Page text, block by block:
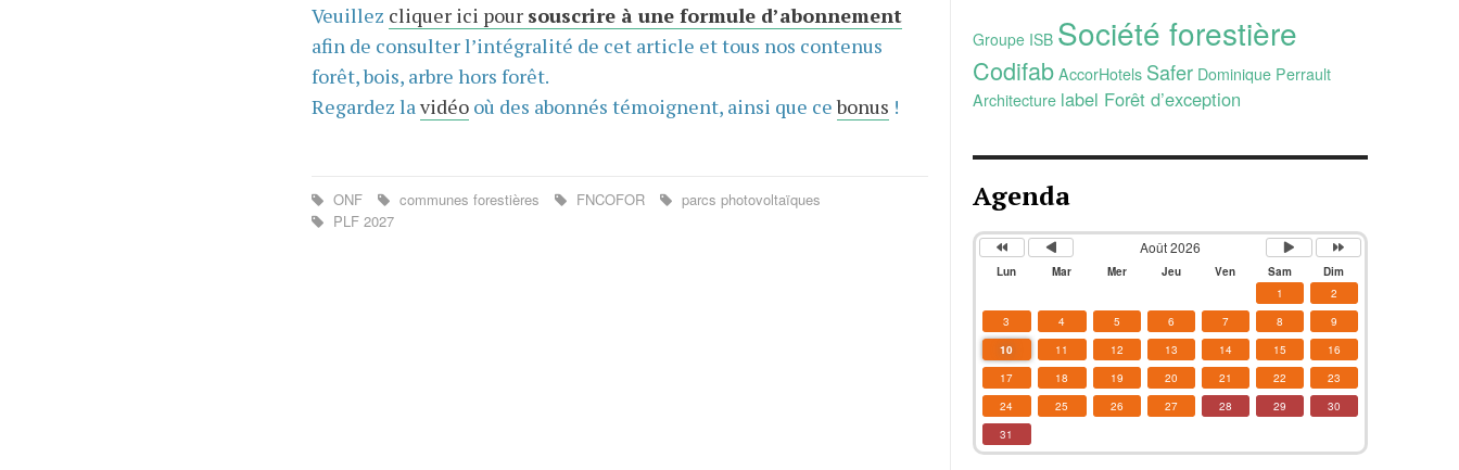
Veuillez cliquer ici pour souscrire à une formule d’abonnement
afin de consulter l’intégralité de cet article et tous nos contenus
forêt, bois, arbre hors forêt.
Regardez la vidéooù des abonnés témoignent, ainsi que cebonus !
ONF communes forestières FNCOFOR
parcs photovoltaïques
PLF 2027
Groupe ISB Société forestière
Codifab AccorHotels Safer Dominique Perrault
Architecture label Forêt d’exception
Agenda
Août 2026
Lun Mar Mer Jeu Ven Sam
Dim
1
2
3
4 5 6 7 8
9
10
11 12 13 14 15
16
17
18 19 20 21 22
23
24
25 26 27 28 29
30
31